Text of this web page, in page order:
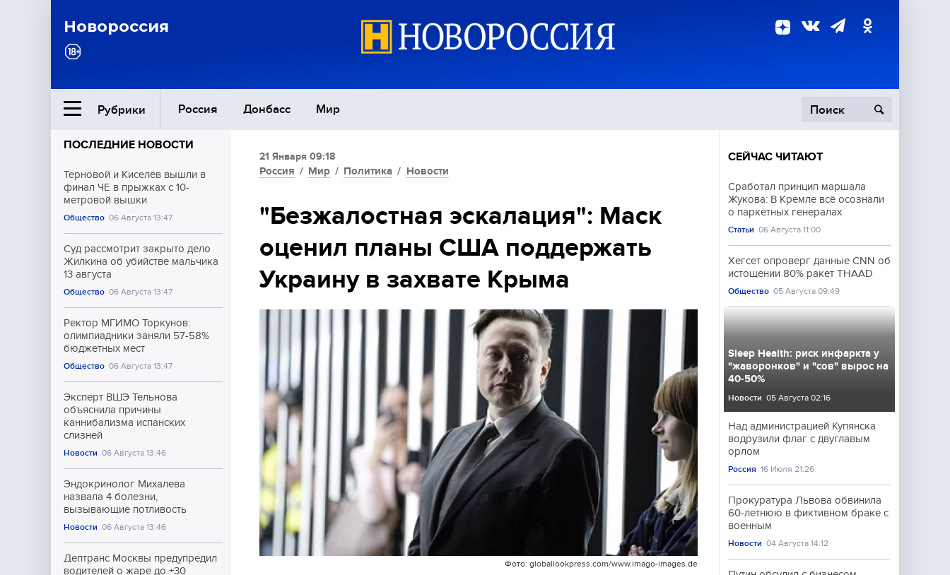
Новороссия
Рубрики Россия Донбасс Мир
Ближний Восток Политика
Общество
Экономика
Происшествия
Культура
Спорт
ПОСЛЕДНИЕ НОВОСТИ
Терновой и Киселёв вышли в
финал ЧЕ в прыжках с 10-
метровой вышки
Общество 06 Августа 13:47
Суд рассмотрит закрыто дело
Жилкина об убийстве мальчика
13 августа
Общество 06 Августа 13:47
Ректор МГИМО Торкунов:
олимпиадники заняли 57-58%
бюджетных мест
Общество 06 Августа 13:47
Эксперт ВШЭ Тельнова
объяснила причины
каннибализма испанских
слизней
Новости 06 Августа 13:46
Эндокринолог Михалева
назвала 4 болезни,
вызывающие потливость
Новости 06 Августа 13:46
Дептранс Москвы предупредил
водителей о жаре до +30
21 Января 09:18
Россия / Мир / Политика / Новости
"Безжалостная эскалация": Маск
оценил планы США поддержать
Украину в захвате Крыма
Фото: globallookpress.com/www.imago-images.de
СЕЙЧАС ЧИТАЮТ
Сработал принцип маршала
Жукова: В Кремле всё осознали
о паркетных генералах
Статьи 06 Августа 11:00
Хегсет опроверг данные CNN об
истощении 80% ракет THAAD
Общество 05 Августа 09:49
Sleep Health: риск инфаркта у
"жаворонков" и "сов" вырос на
40-50%
Новости 05 Августа 02:16
Над администрацией Купянска
водрузили флаг с двуглавым
орлом
Россия 16 Июля 21:26
Прокуратура Львова обвинила
60-летнюю в фиктивном браке с
военным
Новости 04 Августа 14:12